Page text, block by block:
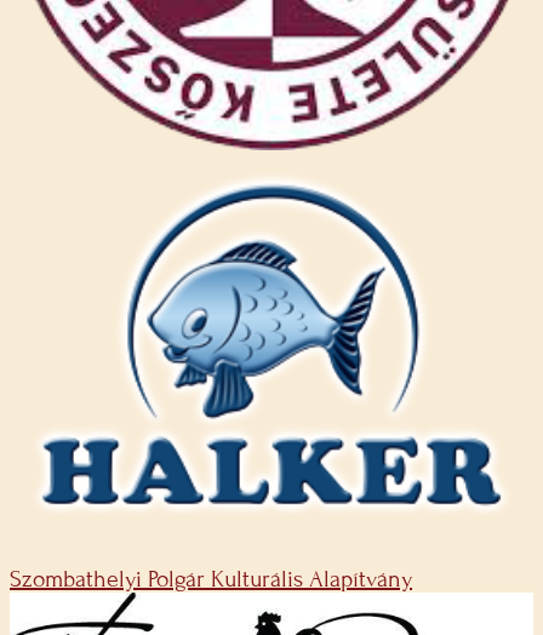
Szombathelyi Polgár Kulturális Alapítvány